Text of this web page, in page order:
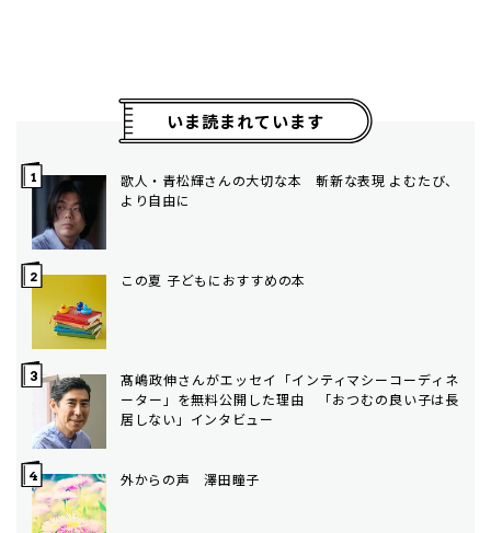
いま読まれています
歌人・青松輝さんの大切な本 斬新な表現 よむたび、
より自由に
この夏 子どもにおすすめの本
髙嶋政伸さんがエッセイ「インティマシーコーディネ
ーター」を無料公開した理由 「おつむの良い子は長
居しない」インタビュー
外からの声 澤田瞳子